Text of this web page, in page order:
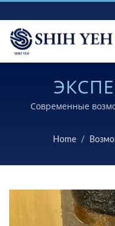
Современные
обработки с
производства
Home /